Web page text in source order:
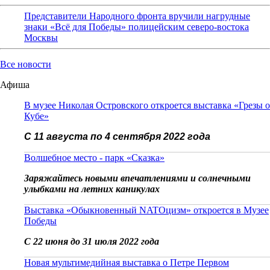
Представители Народного фронта вручили нагрудные
знаки «Всё для Победы» полицейским северо-востока
Москвы
Все новости
Афиша
В музее Николая Островского откроется выставка «Грезы о
Кубе»
С 11 августа по 4 сентября 2022 года
Волшебное место - парк «Сказка»
Заряжайтесь новыми впечатлениями и солнечными
улыбками на летних каникулах
Выставка «Обыкновенный NATOцизм» откроется в Музее
Победы
С 22 июня до 31 июля 2022 года
Новая мультимедийная выставка о Петре Первом